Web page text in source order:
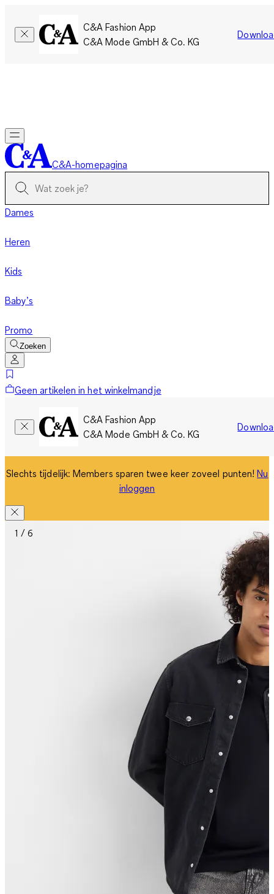
C&A Fashion App
C&A Mode GmbH & Co. KG
C&A-homepagina
Dames
Heren
Kids
Baby’s
Promo
Zoeken
Geen artikelen in het winkelmandje
C&A Fashion App
C&A Mode GmbH & Co. KG
Slechts tijdelijk: Members sparen twee keer zoveel punten!Nu
inloggen
1 / 6